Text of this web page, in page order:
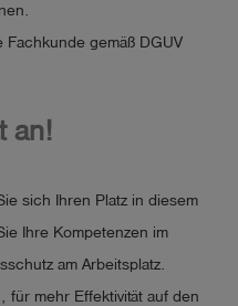
gemäß DGUV
an!
sich Ihren Platz in diesem
Ihre Kompetenzen im
am Arbeitsplatz.
für mehr Effektivität auf den